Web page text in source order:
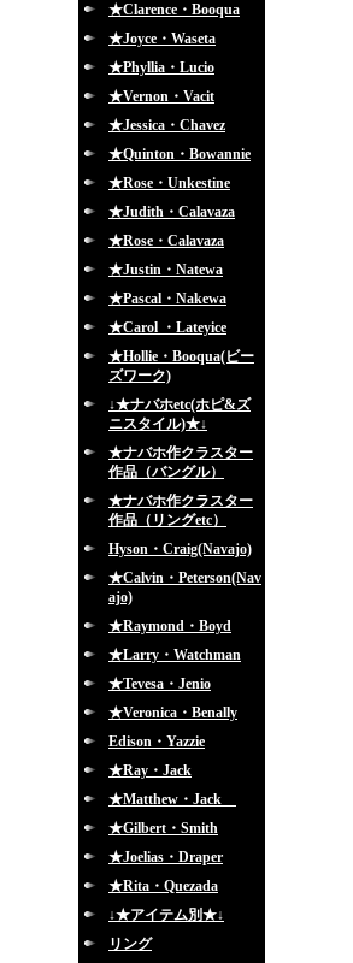
★Clarence・Booqua
★Joyce・Waseta
★Phyllia・Lucio
★Vernon・Vacit
★Jessica・Chavez
★Quinton・Bowannie
★Rose・Unkestine
★Judith・Calavaza
★Rose・Calavaza
★Justin・Natewa
★Pascal・Nakewa
★Carol ・Lateyice
★Hollie・Booqua(ビー
ズワーク)
↓★ナバホetc(ホピ&ズ
ニスタイル)★↓
★ナバホ作クラスター
作品（バングル）
★ナバホ作クラスター
作品（リングetc）
Hyson・Craig(Navajo)
★Calvin・Peterson(Nav
ajo)
★Raymond・Boyd
★Larry・Watchman
★Tevesa・Jenio
★Veronica・Benally
Edison・Yazzie
★Ray・Jack
★Matthew・Jack
★Gilbert・Smith
★Joelias・Draper
★Rita・Quezada
↓★アイテム別★↓
リング